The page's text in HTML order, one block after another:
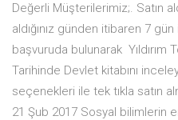
Değerli Müşterilerimiz;. Satın
aldığınız günden itibaren 7
başvuruda bulunarak Yıldırım
Tarihinde Devlet kitabını
seçenekleri ile tek tıkla satın
21 Şub 2017 Sosyal bilimlerin